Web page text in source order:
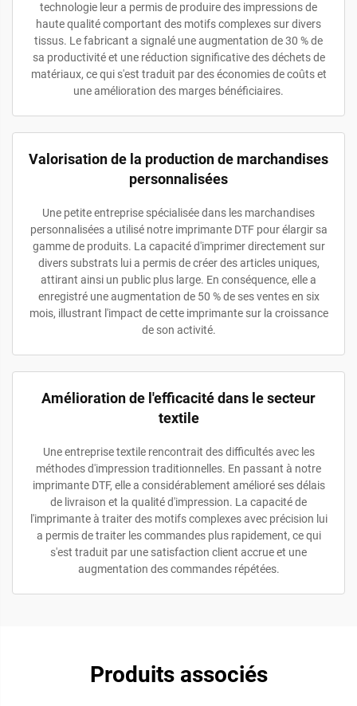
technologie leur a permis de produire des impressions de
haute qualité comportant des motifs complexes sur divers
tissus. Le fabricant a signalé une augmentation de 30 % de
sa productivité et une réduction significative des déchets de
matériaux, ce qui s'est traduit par des économies de coûts et
une amélioration des marges bénéficiaires.
Valorisation de la production de marchandises
personnalisées
Une petite entreprise spécialisée dans les marchandises
personnalisées a utilisé notre imprimante DTF pour élargir sa
gamme de produits. La capacité d'imprimer directement sur
divers substrats lui a permis de créer des articles uniques,
attirant ainsi un public plus large. En conséquence, elle a
enregistré une augmentation de 50 % de ses ventes en six
mois, illustrant l'impact de cette imprimante sur la croissance
de son activité.
Amélioration de l'efficacité dans le secteur
textile
Une entreprise textile rencontrait des difficultés avec les
méthodes d'impression traditionnelles. En passant à notre
imprimante DTF, elle a considérablement amélioré ses délais
de livraison et la qualité d'impression. La capacité de
l'imprimante à traiter des motifs complexes avec précision lui
a permis de traiter les commandes plus rapidement, ce qui
s'est traduit par une satisfaction client accrue et une
augmentation des commandes répétées.
Produits associés